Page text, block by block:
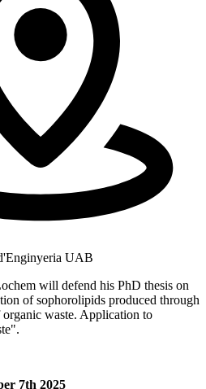
UAB
will defend his PhD thesis on
of sophorolipids produced through
waste. Application to
7th 2025